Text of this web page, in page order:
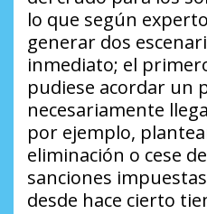
lo que según
generar dos
inmediato; el
pudiese acordar un
necesariamente
por ejemplo,
eliminación o cese
sanciones
desde hace cierto